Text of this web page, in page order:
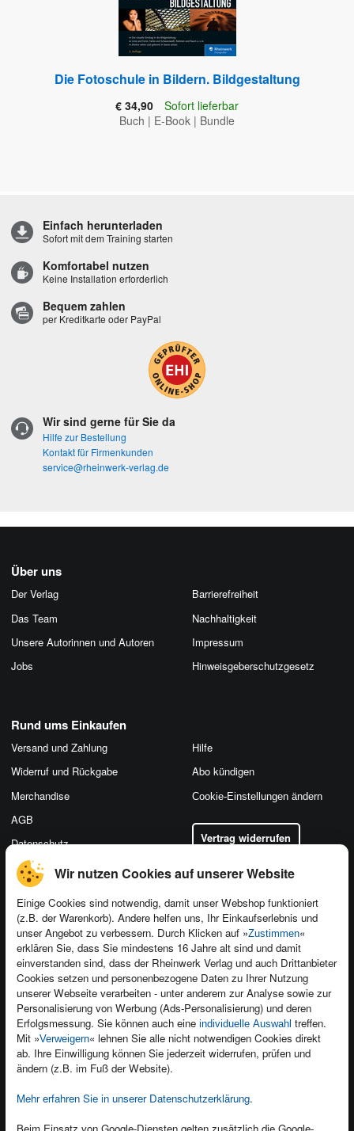
Wir nutzen Cookies auf unserer Website
Einige Cookies sind notwendig, damit unser Webshop funktioniert
(z.B. der Warenkorb). Andere helfen uns, Ihr Einkaufserlebnis und
unser Angebot zu verbessern. Durch Klicken auf »Zustimmen«
erklären Sie, dass Sie mindestens 16 Jahre alt sind und damit
einverstanden sind, dass der Rheinwerk Verlag und auch Drittanbieter
Cookies setzen und personenbezogene Daten zu Ihrer Nutzung
unserer Webseite verarbeiten - unter anderem zur Analyse sowie zur
Personalisierung von Werbung (Ads-Personalisierung) und deren
Erfolgsmessung. Sie können auch eine individuelle Auswahl treffen.
Mit »Verweigern« lehnen Sie alle nicht notwendigen Cookies direkt
ab. Ihre Einwilligung können Sie jederzeit widerrufen, prüfen und
ändern (z.B. im Fuß der Website).
Mehr erfahren Sie in unserer Datenschutzerklärung.
Die Fotoschule in Bildern. Bildgestaltung
€ 34,90
Sofort lieferbar
Buch | E-Book | Bundle
Einfach herunterladen
Sofort mit dem Training starten
Komfortabel nutzen
Keine Installation erforderlich
Bequem zahlen
per Kreditkarte oder PayPal
Wir sind gerne für Sie da
Hilfe zur Bestellung
Kontakt für Firmenkunden
service@rheinwerk-verlag.de
Über uns
Der Verlag
Das Team
Unsere Autorinnen und Autoren
Jobs
Barrierefreiheit
Nachhaltigkeit
Impressum
Hinweis­geber­schutz­gesetz
Kontakt
Newsletter
Für Unternehmen
Presseservice
Dozentenservice
Produktfeedback
Foreign Rights
Ein Buch schreiben
Rund ums Einkaufen
Versand und Zahlung
Widerruf und Rückgabe
Merchandise
AGB
Datenschutz
Hilfe
Abo kündigen
Cookie-Einstellungen ändern
Vertrag widerrufen
Kundenservice
Wir sind gerne für Sie da!